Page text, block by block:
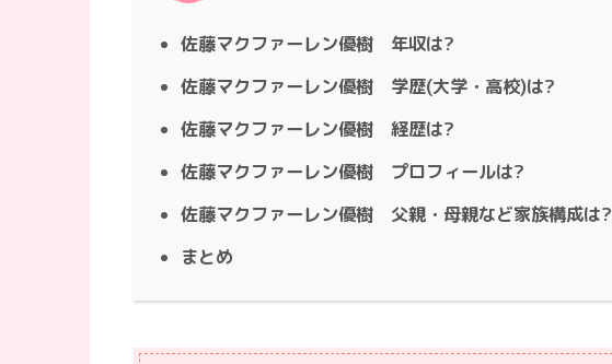
佐藤マクファーレン優樹 年収は?
佐藤マクファーレン優樹 学歴(大学・高校)は?
佐藤マクファーレン優樹 経歴は?
佐藤マクファーレン優樹 プロフィールは?
佐藤マクファーレン優樹 父親・母親など家族構成は?
まとめ